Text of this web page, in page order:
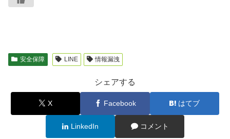
安全保障 LINE 情報漏洩
シェアする
X Facebook はてブ
LinkedIn コメント